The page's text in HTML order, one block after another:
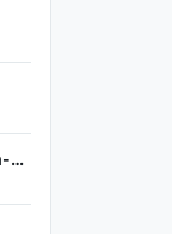
MMKI Talent Pool (Engineering & Non-Engineering)